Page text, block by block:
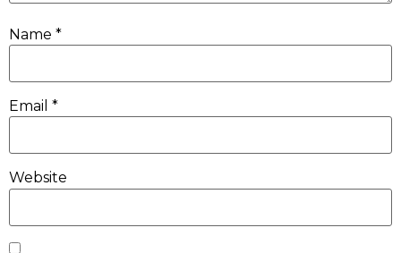
Name *
Email *
Website